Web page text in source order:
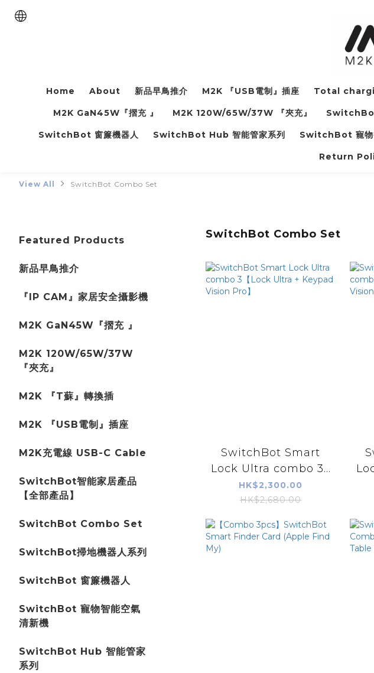
Home About 新品早鳥推介 M2K 『USB電制』插座 Total
M2K GaN45W『摺充 』 M2K 120W/65W/37W 『夾充』 SwitchBot
SwitchBot 窗簾機器人 SwitchBot Hub 智能管家系列 SwitchBot 寵物
Return
View All SwitchBot Combo Set
Featured Products
新品早鳥推介
『IP CAM』家居安全攝影機
M2K GaN45W『摺充 』
M2K 120W/65W/37W
『夾充』
M2K 『T蘇』轉換插
M2K 『USB電制』插座
M2K充電線 USB-C Cable
SwitchBot智能家居產品
【全部產品】
SwitchBot Combo Set
SwitchBot掃地機器人系列
SwitchBot 窗簾機器人
SwitchBot 寵物智能空氣
清新機
SwitchBot Hub 智能管家
系列
SwitchBot Combo Set
SwitchBot Smart
Lock Ultra combo 3...
HK$2,300.00
HK$2,680.00